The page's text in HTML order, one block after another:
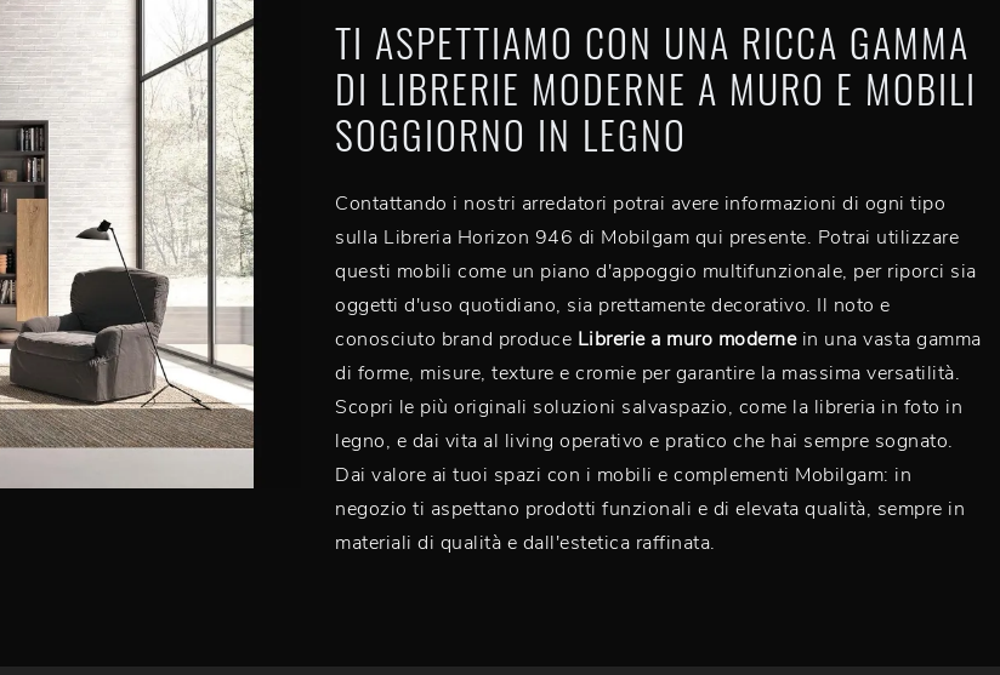
TI ASPETTIAMO CON UNA RICCA GAMMA
DI LIBRERIE MODERNE A MURO E MOBILI
SOGGIORNO IN LEGNO
Contattando i nostri arredatori potrai avere informazioni di ogni tipo
sulla Libreria Horizon 946 di Mobilgam qui presente. Potrai utilizzare
questi mobili come un piano d'appoggio multifunzionale, per riporci sia
oggetti d'uso quotidiano, sia prettamente decorativo. Il noto e
conosciuto brand produce Librerie a muro modernein una vasta gamma
di forme, misure, texture e cromie per garantire la massima versatilità.
Scopri le più originali soluzioni salvaspazio, come la libreria in foto in
legno, e dai vita al living operativo e pratico che hai sempre sognato.
Dai valore ai tuoi spazi con i mobili e complementi Mobilgam: in
negozio ti aspettano prodotti funzionali e di elevata qualità, sempre in
materiali di qualità e dall'estetica raffinata.